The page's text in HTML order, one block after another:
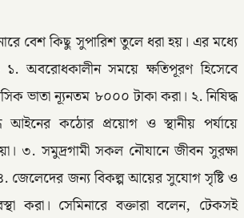
বেশ কিছু সুপারিশ তুলে ধরা হয়। এর মধ্যে
অবরোধকালীন সময়ে ক্ষতিপূরণ হিসেবে
ভাতা ন্যূনতম ৮০০০ টাকা করা। ২. নিষিদ্ধ
আইনের কঠোর প্রয়োগ ও স্থানীয় পর্যায়ে
৩. সমুদ্রগামী সকল নৌযানে জীবন সুরক্ষা
৪. জেলেদের জন্য বিকল্প আয়ের সুযোগ সৃষ্টি ও
করা। সেমিনারে বক্তারা বলেন, টেকসই